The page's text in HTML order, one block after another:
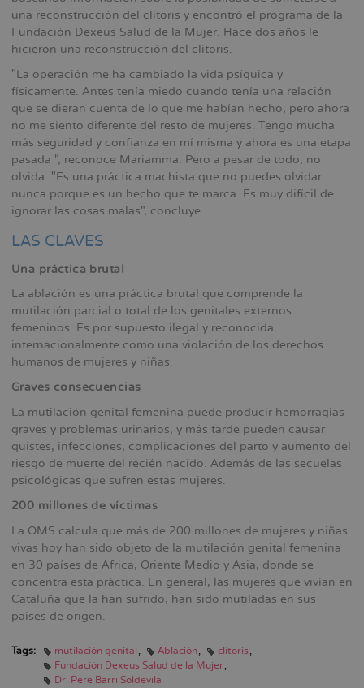
una reconstrucción del clítoris y encontró el programa de la
Fundación Dexeus Salud de la Mujer. Hace dos años le
hicieron una reconstrucción del clítoris.
"La operación me ha cambiado la vida psíquica y
físicamente. Antes tenía miedo cuando tenía una relación
que se dieran cuenta de lo que me habían hecho, pero ahora
no me siento diferente del resto de mujeres. Tengo mucha
más seguridad y confianza en mí misma y ahora es una etapa
pasada ", reconoce Mariamma. Pero a pesar de todo, no
olvida. "Es una práctica machista que no puedes olvidar
nunca porque es un hecho que te marca. Es muy difícil de
ignorar las cosas malas", concluye.
LAS CLAVES
Una práctica brutal
La ablación es una práctica brutal que comprende la
mutilación parcial o total de los genitales externos
femeninos. Es por supuesto ilegal y reconocida
internacionalmente como una violación de los derechos
humanos de mujeres y niñas.
Graves consecuencias
La mutilación genital femenina puede producir hemorragias
graves y problemas urinarios, y más tarde pueden causar
quistes, infecciones, complicaciones del parto y aumento del
riesgo de muerte del recién nacido. Además de las secuelas
psicológicas que sufren estas mujeres.
200 millones de víctimas
La OMS calcula que más de 200 millones de mujeres y niñas
vivas hoy han sido objeto de la mutilación genital femenina
en 30 países de África, Oriente Medio y Asia, donde se
concentra esta práctica. En general, las mujeres que vivían en
Cataluña que la han sufrido, han sido mutiladas en sus
países de origen.
Tags: mutilación genital Ablación
clítoris
Fundación Dexeus Salud de la Mujer
Dr. Pere Barri Soldevila